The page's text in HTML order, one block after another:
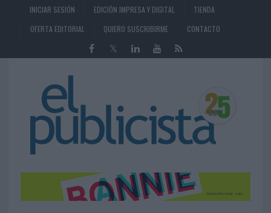
INICIAR SESIÓN EDICIÓN IMPRESA Y DIGITAL
TIENDA
OFERTA EDITORIAL
QUIERO SUSCRIBIRME CONTACTO